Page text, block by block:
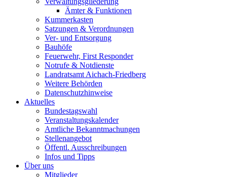
Ämter & Funktionen
Kummerkasten
Satzungen & Verordnungen
Ver- und Entsorgung
Bauhöfe
Feuerwehr, First Responder
Notrufe & Notdienste
Landratsamt Aichach-Friedberg
Weitere Behörden
Datenschutzhinweise
Aktuelles
Bundestagswahl
Veranstaltungskalender
Amtliche Bekanntmachungen
Stellenangebot
Öffentl. Ausschreibungen
Infos und Tipps
Über uns
Mitglieder